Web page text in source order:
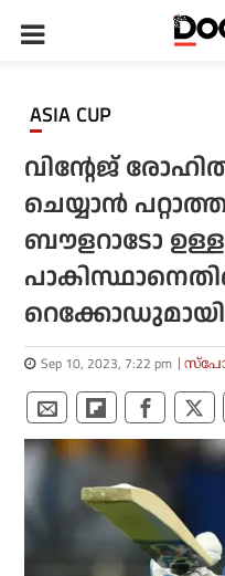
ASIA CUP
വിന്റേജ്
ചെയ്യാന്‍
ബൗളറാടോ
റെക്കോഡുമായി
Sep 10, 2023, 7:22 pm